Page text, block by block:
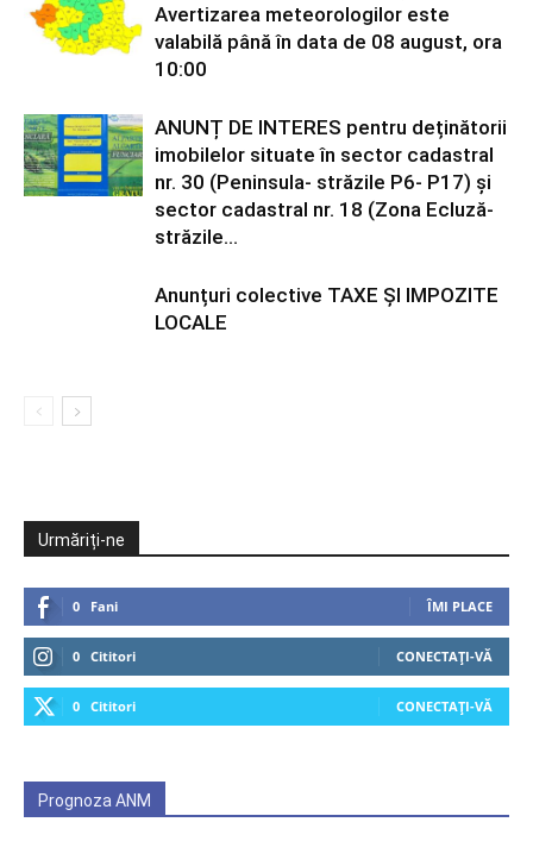
Avertizarea meteorologilor este
valabilă până în data de 08 august, ora
10:00
ANUNȚ DE INTERES pentru deținătorii
imobilelor situate în sector cadastral
nr. 30 (Peninsula- străzile P6- P17) și
sector cadastral nr. 18 (Zona Ecluză-
străzile...
Anunțuri colective TAXE ȘI IMPOZITE
LOCALE
Urmăriți-ne
0 Fani ÎMI PLACE
0 Cititori CONECTAȚI-VĂ
0 Cititori CONECTAȚI-VĂ
Prognoza ANM